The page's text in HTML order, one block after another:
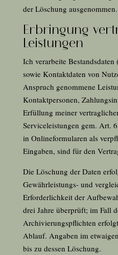
der Löschung ausgenommen.
Erbringung
Leistungen
Ich verarbeite
sowie Kontaktdaten von
Anspruch genommene
Kontaktpersonen,
Erfüllung meiner
Serviceleistungen gem. Art. 6
in Onlineformularen als
Eingaben, sind für den
Die Löschung der Daten
Gewährleistungs- und
Erforderlichkeit der
drei Jahre überprüft; im Fall
Archivierungspflichten
Ablauf. Angaben im
bis zu dessen Löschung.